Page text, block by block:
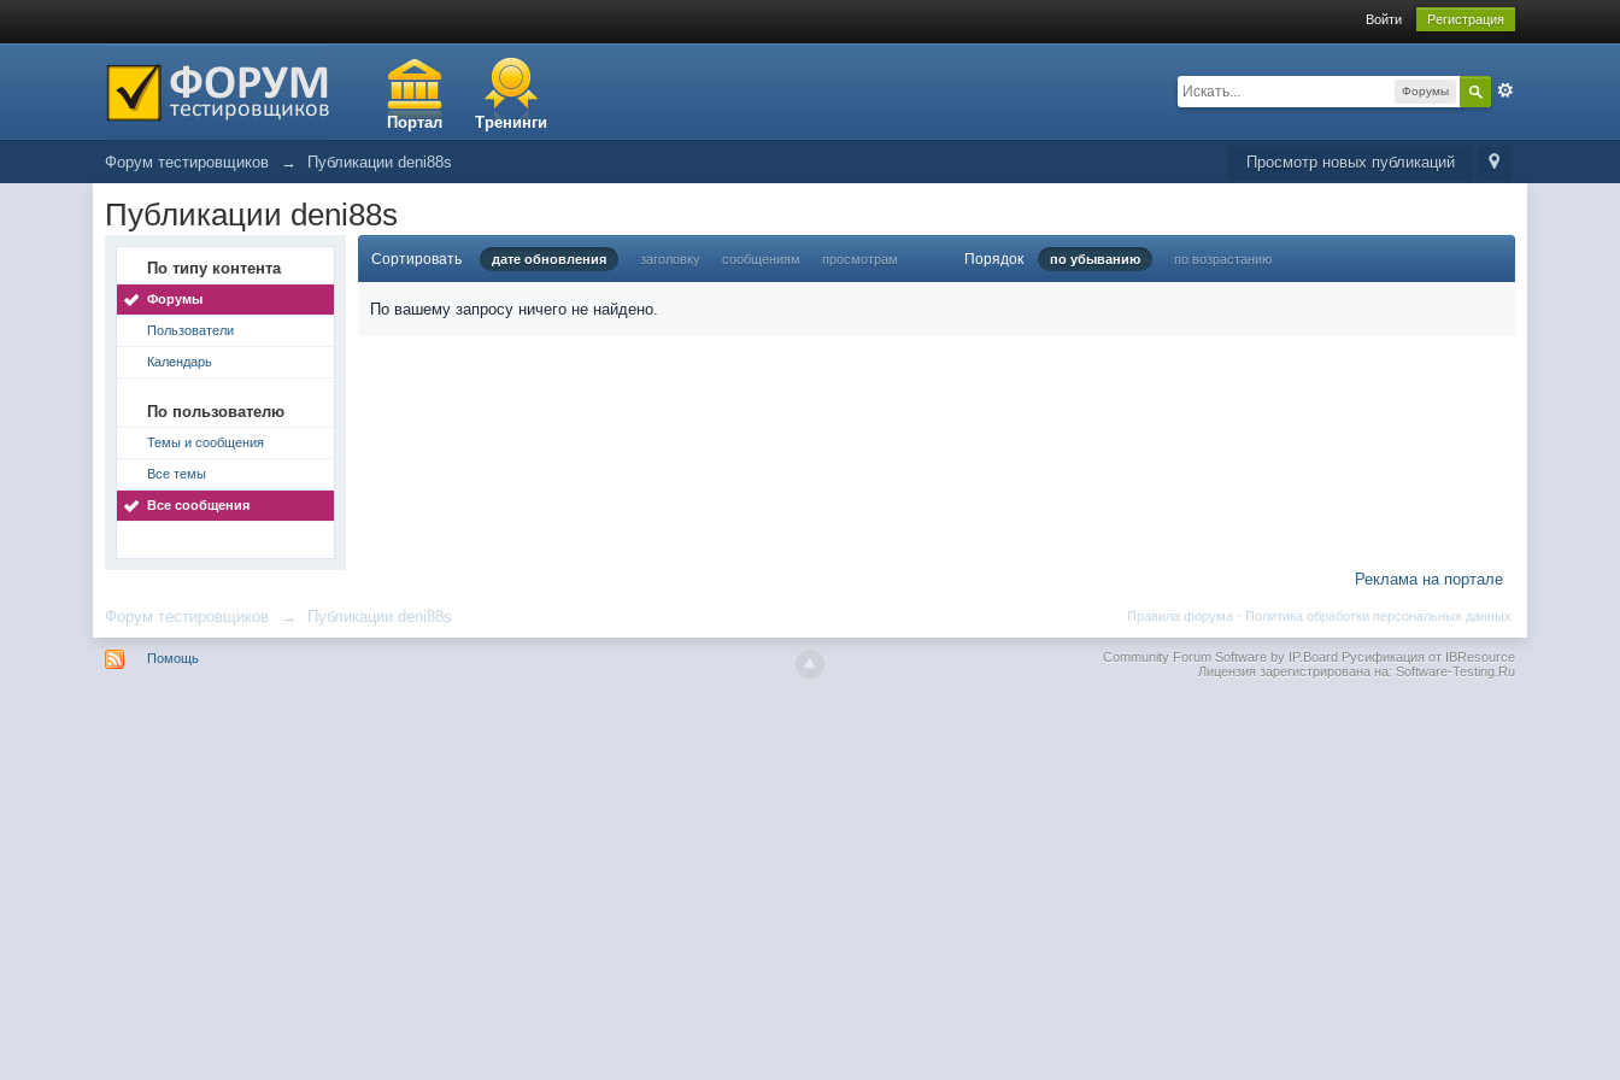
Войти Регистрация
Портал Тренинги
Форумы
Просмотр новых публикаций
Форум тестировщиков → Публикации deni88s
Публикации deni88s
По типу контента
Форумы
Пользователи
Календарь
По пользователю
Темы и сообщения
Все темы
Все сообщения
Сортировать дате обновления заголовку сообщениям просмотрам Порядок по убыванию по возрастанию
По вашему запросу ничего не найдено.
Реклама на портале
Форум тестировщиков → Публикации deni88s Политика обработки персональных данных
Правила форума ·
Помощь Community Forum Software by IP.BoardРусификация от IBResource
Лицензия зарегистрирована на: Software-Testing.Ru